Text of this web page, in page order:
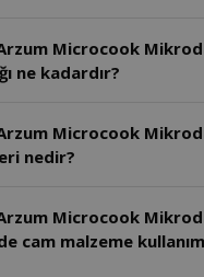
Microcook
ne kadardır?
Microcook
nedir?
Microcook
cam malzeme